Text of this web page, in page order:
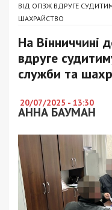
ВІД ОПЗЖ ВДРУГЕ
ШАХРАЙСТВО
На Вінниччині
вдруге
служби та
20/07/2025 - 13:30
АННА БАУМАН